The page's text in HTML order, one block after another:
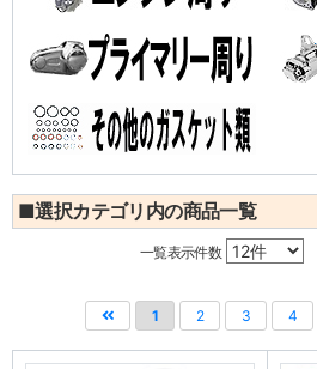
■選択カテゴリ内の商品一覧
一覧表示件数
1 2 3 4